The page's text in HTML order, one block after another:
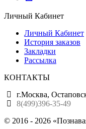
Личный Кабинет
Личный Кабинет
История заказов
Закладки
Рассылка
КОНТАКТЫ
г.Москва,
8(499)396-35-49
© 2016 - 2026